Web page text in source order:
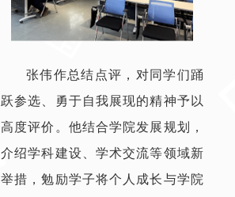
张伟作总结点评，对同学们踊
跃参选、勇于自我展现的精神予以
高度评价。他结合学院发展规划，
介绍学科建设、学术交流等领域新
举措，勉励学子将个人成长与学院